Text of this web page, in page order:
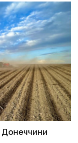
Донеччини